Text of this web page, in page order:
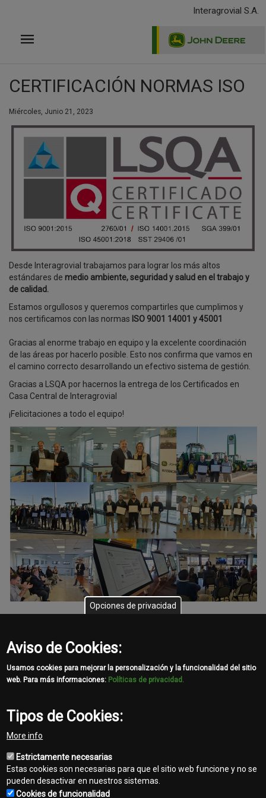
principal
Interagrovial S.A.
CERTIFICACIÓN NORMAS ISO
Miércoles, Junio 21, 2023
Desde Interagrovial trabajamos para lograr los más altos
estándares de medio ambiente, seguridad y salud en el trabajo y
de calidad.
Estamos orgullosos y queremos compartirles que cumplimos y
nos certificamos con las normas ISO 9001 14001 y 45001
Gracias al enorme trabajo en equipo y la excelente coordinación
de las áreas por hacerlo posible. Esto nos confirma que vamos en
el camino correcto desarrollando un efectivo sistema de gestión.
Gracias a LSQA por hacernos la entrega de los Certificados en
Casa Central de Interagrovial
¡Felicitaciones a todo el equipo!
Facebook
Twitter
Email
Opciones de privacidad
Aviso de Cookies:
Usamos cookies para mejorar la personalización y la funcionalidad del sitio
web. Para más informaciones: Políticas de privacidad.
Tipos de Cookies:
More info
Estrictamente necesarias
Estas cookies son necesarias para que el sitio web funcione y no se
pueden desactivar en nuestros sistemas.
Cookies de funcionalidad